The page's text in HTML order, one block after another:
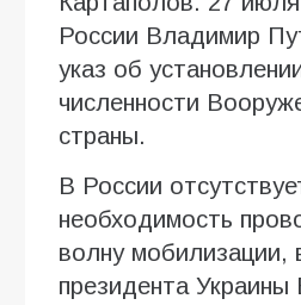
России Владимир
указ об
численности
страны.
В России
необходимость
волну мобилизации,
президента